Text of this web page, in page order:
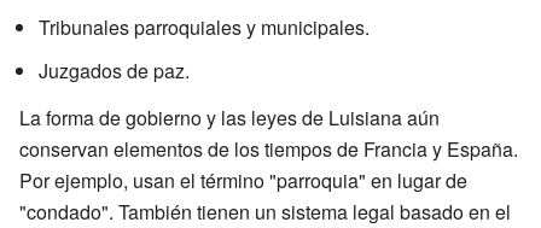
Tribunales parroquiales y municipales.
Juzgados de paz.
La forma de gobierno y las leyes de Luisiana aún
conservan elementos de los tiempos de Francia y España.
Por ejemplo, usan el término "parroquia" en lugar de
"condado". También tienen un sistema legal basado en el